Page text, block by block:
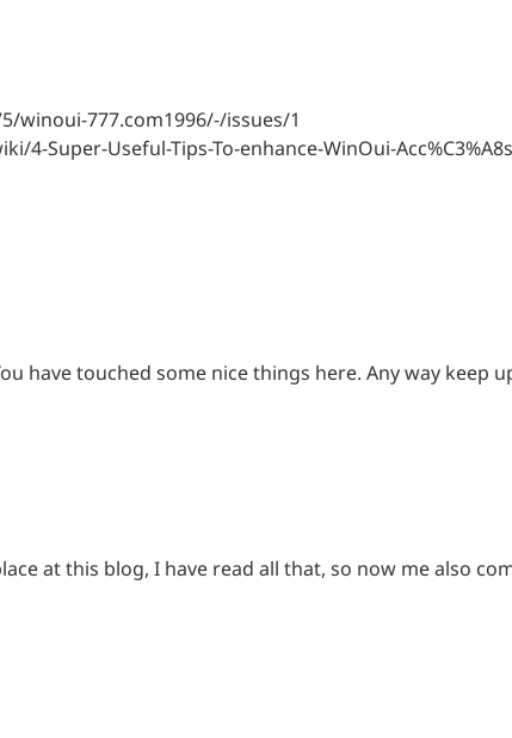
winoui-777.com1996/-/issues/1
Super-Useful-Tips-To-enhance-WinOui-
have touched some nice things here. Any way keep
at this blog, I have read all that, so now me also